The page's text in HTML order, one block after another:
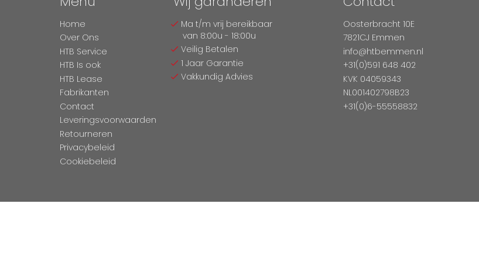
Home
Over Ons
HTB Service
HTB Is ook
HTB Lease
Fabrikanten
Contact
Leveringsvoorwaarden
Retourneren
Privacybeleid
Cookiebeleid
Ma t/m vrij bereikbaar
van 8:00u - 18:00u
Veilig Betalen
1 Jaar Garantie
Vakkundig Advies
Oosterbracht 10E
7821CJ Emmen
info@htbemmen.nl
+31(0)591 648 402
KVK 04059343
NL001402798B23
+31(0)6-55558832